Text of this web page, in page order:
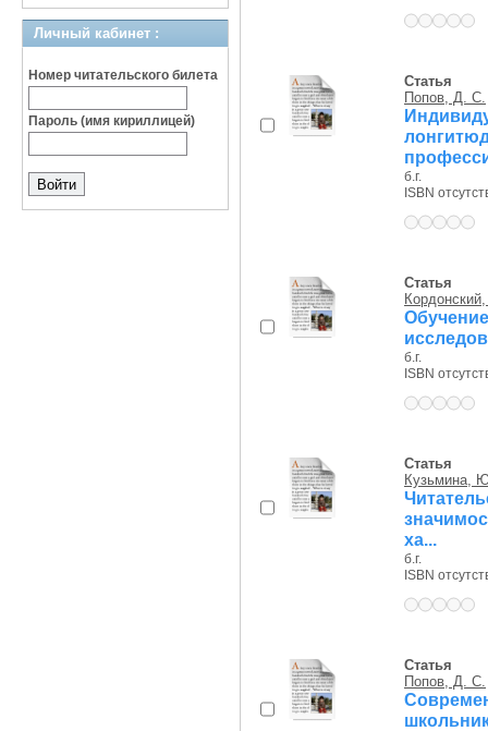
Личный кабинет :
Номер читательского билета
Пароль (имя кириллицей)
Статья
Попов, Д. С.
б.г.
ISBN
Статья
б.г.
ISBN
Статья
Кузьмина,
ха...
б.г.
ISBN
Статья
Попов, Д. С.